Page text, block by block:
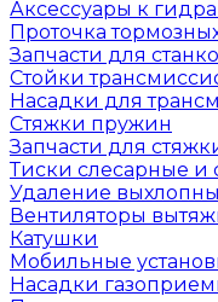
Аксессуары к
Проточка
Запчасти для
Стойки
Насадки для
Стяжки пружин
Запчасти для
Тиски слесарные и
Удаление
Вентиляторы
Катушки
Мобильные
Насадки